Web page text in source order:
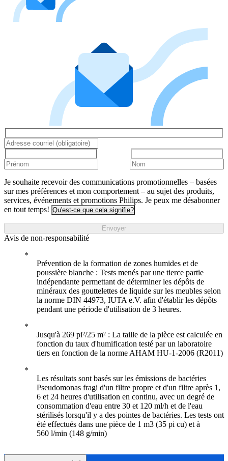
Je souhaite recevoir des communications promotionnelles – basées
sur mes préférences et mon comportement – au sujet des produits,
services, événements et promotions Philips. Je peux me désabonner
en tout temps! Qu'est-ce que cela signifie?
Envoyer
Avis de non-responsabilité
Prévention de la formation de zones humides et de
poussière blanche : Tests menés par une tierce partie
indépendante permettant de déterminer les dépôts de
minéraux des gouttelettes de liquide sur les meubles selon
la norme DIN 44973, IUTA e.V. afin d'établir les dépôts
pendant une période d'utilisation de 3 heures.
Jusqu'à 269 pi²/25 m² : La taille de la pièce est calculée en
fonction du taux d'humification testé par un laboratoire
tiers en fonction de la norme AHAM HU-1-2006 (R2011)
Les résultats sont basés sur les émissions de bactéries
Pseudomonas fragi d'un filtre propre et d'un filtre après 1,
6 et 24 heures d'utilisation en continu, avec un degré de
consommation d'eau entre 30 et 120 ml/h et de l'eau
stérilisés lorsqu'il y a des pointes de bactéries. Les tests ont
été effectués dans une pièce de 1 m3 (35 pi cu) et à
560 l/min (148 g/min)